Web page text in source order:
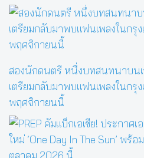
สองนักดนตรี หนึ่งบทสนทนาบนเ
เตรียมกลับมาพบแฟนเพลงในกรุ
พฤศจิกายนนี้